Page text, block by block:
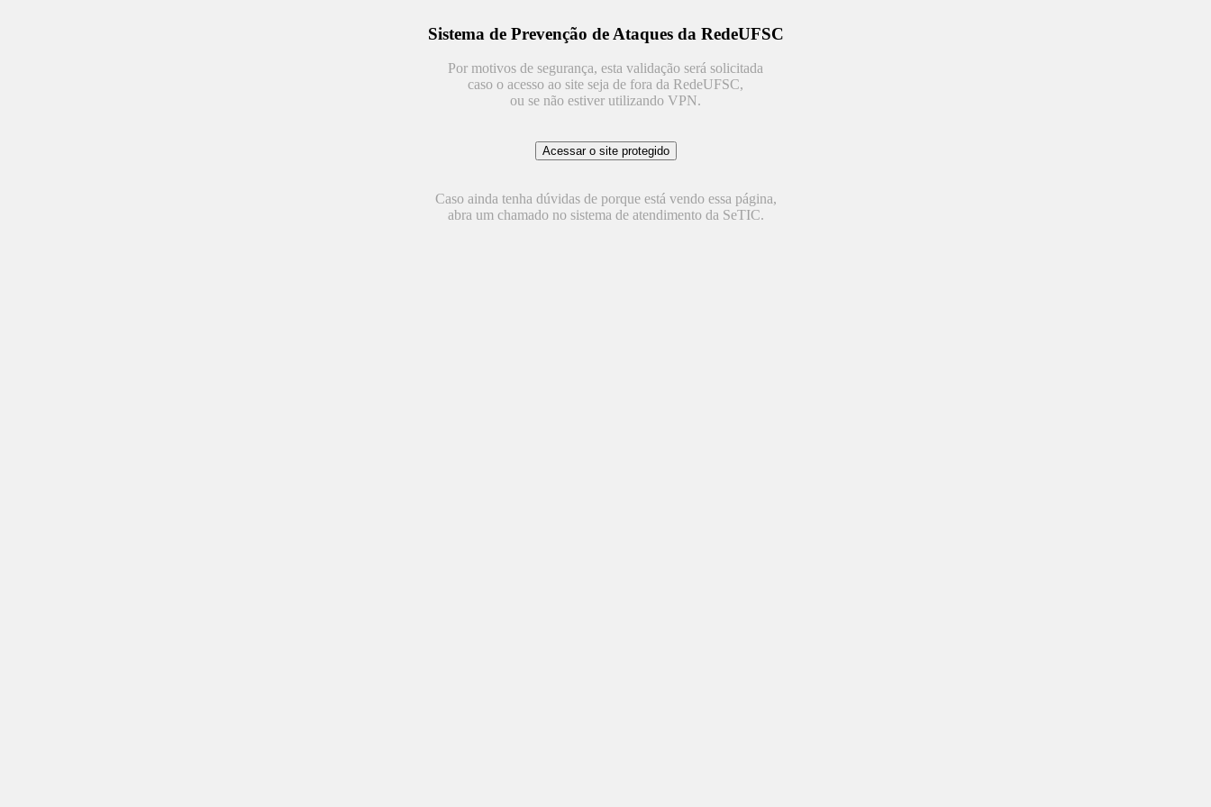
Sistema de Prevenção de Ataques da RedeUFSC
Por motivos de segurança, esta validação será solicitada
caso o acesso ao site seja de fora da RedeUFSC,
ou se não estiver utilizando VPN.
Caso ainda tenha dúvidas de porque está vendo essa página,
abra um chamado no sistema de atendimento da SeTIC.